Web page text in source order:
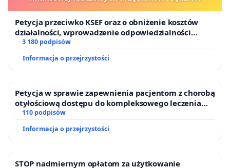
Petycja przeciwko KSEF oraz o obniżenie kosztów
działalności, wprowadzenie odpowiedzialności
finansowej kluczowych urzędników i sędziów
3 180 podpisów
Informacja o przejrzystości
Petycja w sprawie zapewnienia pacjentom z chorobą
otyłościową dostępu do kompleksowego leczenia
oraz programów profilaktycznych.
110 podpisów
Informacja o przejrzystości
STOP nadmiernym opłatom za użytkowanie